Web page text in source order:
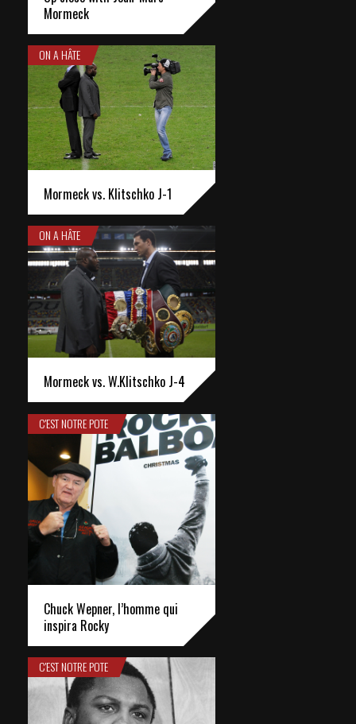
Mormeck
ON A HÂTE
Mormeck vs. Klitschko J-1
ON A HÂTE
Mormeck vs. W.Klitschko J-4
C'EST NOTRE POTE
Chuck Wepner, l’homme qui
inspira Rocky
C'EST NOTRE POTE